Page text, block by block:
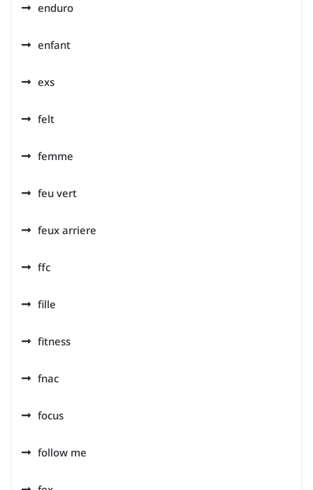
enduro
enfant
exs
felt
femme
feu vert
feux arriere
ffc
fille
fitness
fnac
focus
follow me